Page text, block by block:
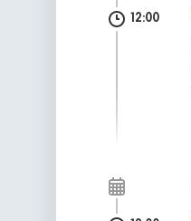
12:00